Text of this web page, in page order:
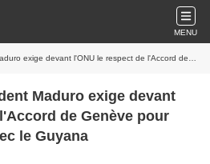
MENU
l'ONU le respect de l'Accord de Genève pour résoudre le litige avec le Guyana
Maduro exige devant
de Genève pour
le Guyana